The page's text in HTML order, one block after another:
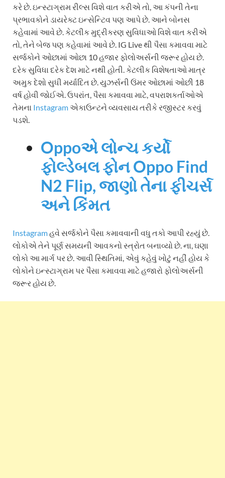
કરે છે. ઇન્સ્ટાગ્રામ રીલ્સ વિશે વાત કરીએ તો, આ કંપની તેના
પ્રભાવકોને ડાયરેક્ટ ઇન્સેન્ટિવ પણ આપે છે. આને બોનસ
કહેવામાં આવે છે. કેટલીક મુદ્રીકરણ સુવિધાઓ વિશે વાત કરીએ
તો, તેને બેજ પણ કહેવામાં આવે છે. IG Live થી પૈસા કમાવવા માટે
સર્જકોને ઓછામાં ઓછા 10 હજાર ફોલોઅર્સની જરૂર હોય છે.
દરેક સુવિધા દરેક દેશ માટે નથી હોતી. કેટલીક વિશેષતાઓ માત્ર
અમુક દેશો સુધી મર્યાદિત છે. યુઝર્સની ઉંમર ઓછામાં ઓછી 18
વર્ષ હોવી જોઈએ. ઉપરાંત, પૈસા કમાવવા માટે, વપરાશકર્તાઓએ
તેમના Instagram એકાઉન્ટને વ્યવસાય તરીકે રજીસ્ટર કરવું
પડશે.
Oppoએ લોન્ચ કર્યો
ફોલ્ડેબલ ફોન Oppo Find
N2 Flip, જાણો તેના ફીચર્સ
અને કિંમત
Instagramહવે સર્જકોને પૈસા કમાવવાની વધુ તકો આપી રહ્યું છે.
લોકોએ તેને પૂર્ણ સમયની આવકનો સ્ત્રોત બનાવ્યો છે. ના, ઘણા
લોકો આ માર્ગ પર છે. આવી સ્થિતિમાં, એવું કહેવું ખોટું નહીં હોય કે
લોકોને ઇન્સ્ટાગ્રામ પર પૈસા કમાવવા માટે હજારો ફોલોઅર્સની
જરૂર હોય છે.